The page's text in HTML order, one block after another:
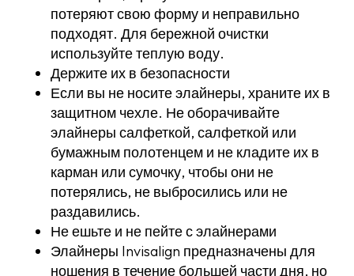
потеряют свою форму и неправильно
подходят. Для бережной очистки
используйте теплую воду.
Держите их в безопасности
Если вы не носите элайнеры, храните их в
защитном чехле. Не оборачивайте
элайнеры салфеткой, салфеткой или
бумажным полотенцем и не кладите их в
карман или сумочку, чтобы они не
потерялись, не выбросились или не
раздавились.
Не ешьте и не пейте с элайнерами
Элайнеры Invisalign предназначены для
ношения в течение большей части дня, но